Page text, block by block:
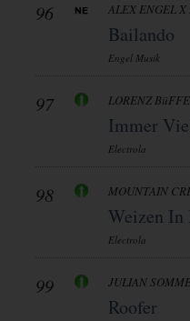
96 ALEX ENGEL
Bailando
Engel Musik
97 LORENZ
Immer
Electrola
98 MOUNTAIN
Weizen In
Electrola
99 JULIAN
Roofer